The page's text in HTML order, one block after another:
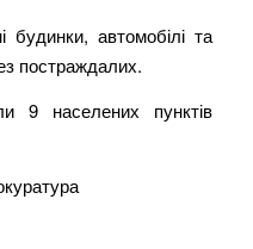
будинки, автомобілі та
постраждалих.
9 населених пунктів